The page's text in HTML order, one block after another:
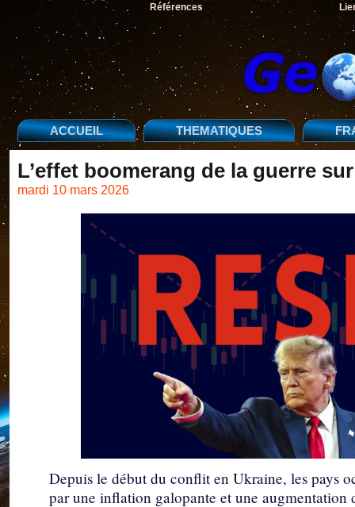
Références
ACCUEIL THEMATIQUES
L’effet boomerang de la guerre
mardi 10 mars 2026
Depuis le début du conflit en Ukraine, les pays
par une inflation galopante et une augmentation